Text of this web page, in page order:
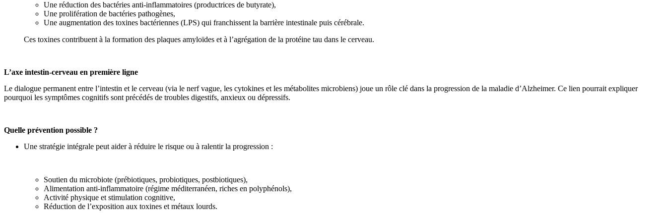
Une réduction des bactéries anti-inflammatoires (productrices de butyrate),
Une prolifération de bactéries pathogènes,
Une augmentation des toxines bactériennes (LPS) qui franchissent la barrière intestinale puis cérébrale.
Ces toxines contribuent à la formation des plaques amyloïdes et à l’agrégation de la protéine tau dans le cerveau.
L’axe intestin-cerveau en première ligne
Le dialogue permanent entre l’intestin et le cerveau (via le nerf vague, les cytokines et les métabolites microbiens) joue un rôle clé dans la progression de la maladie d’Alzheimer. Ce lien pourrait expliquer
pourquoi les symptômes cognitifs sont précédés de troubles digestifs, anxieux ou dépressifs.
Quelle prévention possible ?
Une stratégie intégrale peut aider à réduire le risque ou à ralentir la progression :
Soutien du microbiote (prébiotiques, probiotiques, postbiotiques),
Alimentation anti-inflammatoire (régime méditerranéen, riches en polyphénols),
Activité physique et stimulation cognitive,
Réduction de l’exposition aux toxines et métaux lourds.